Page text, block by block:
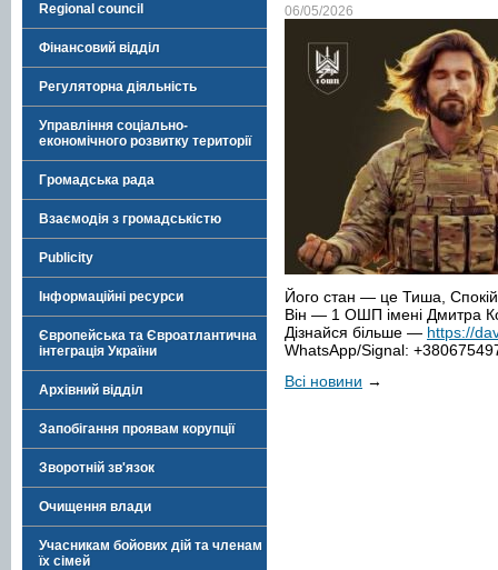
Regional council
Фінансовий відділ
Регуляторна діяльність
Управління соціально-
економічного розвитку території
Громадська рада
Взаємодія з громадськістю
Publicity
Інформаційні ресурси
Європейська та Євроатлантична
інтеграція України
Архівний відділ
Запобігання проявам корупції
Зворотній зв'язок
Очищення влади
Учасникам бойових дій та членам
їх сімей
06/05/2026
Його стан — це Тиша, Спокій
Він — 1 ОШП імені Дмитра
Дізнайся більше — https://
WhatsApp/Signal:
Всі новини →